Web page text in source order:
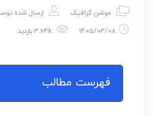
موشن گرافیک ارسال شده
1405/03/08
فهرست مطالب